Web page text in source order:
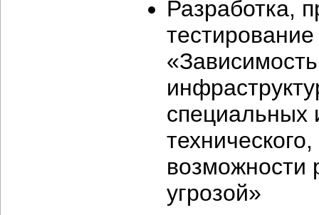
Разработка,
специальных
возможности
угрозой»